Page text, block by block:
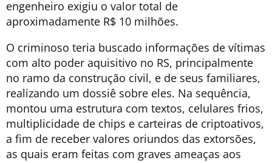
engenheiro exigiu o valor total de
aproximadamente R$ 10 milhões.
O criminoso teria buscado informações de vítimas
com alto poder aquisitivo no RS, principalmente
no ramo da construção civil, e de seus familiares,
realizando um dossiê sobre eles. Na sequência,
montou uma estrutura com textos, celulares frios,
multiplicidade de chips e carteiras de criptoativos,
a fim de receber valores oriundos das extorsões,
as quais eram feitas com graves ameaças aos